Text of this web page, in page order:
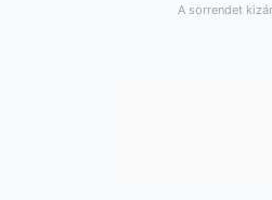
A sorrendet